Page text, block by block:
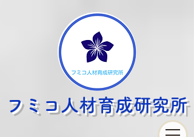
フミコ人材育成研究所